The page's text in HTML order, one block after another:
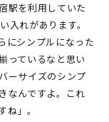
駅を利用していた
入れがあります。
にシンプルになった
っているなと思い
ーサイズのシンプ
なんですよ。これ
」。